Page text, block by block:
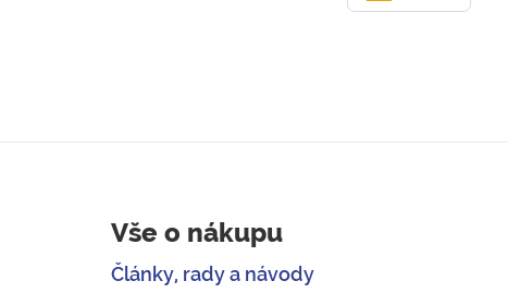
Vše o nákupu
Články, rady a návody